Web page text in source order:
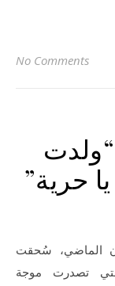
No Comments
حرية”
الماضي، سُحقت
تصدرت موجة